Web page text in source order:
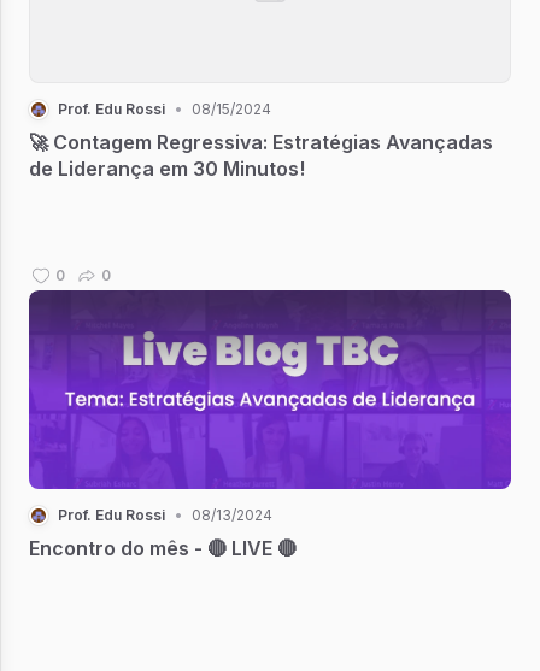
Prof. Edu Rossi • 08/15/2024
🚀 Contagem Regressiva: Estratégias Avançadas
de Liderança em 30 Minutos!
0 0
Prof. Edu Rossi • 08/13/2024
Encontro do mês - 🔴 LIVE 🔴